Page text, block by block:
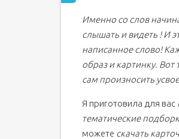
Именно со слов
слышать и видеть ! И
написанное слово!
образ и картинку. Вот
сам произносить
Я приготовила для вас
тематические
можете скачать